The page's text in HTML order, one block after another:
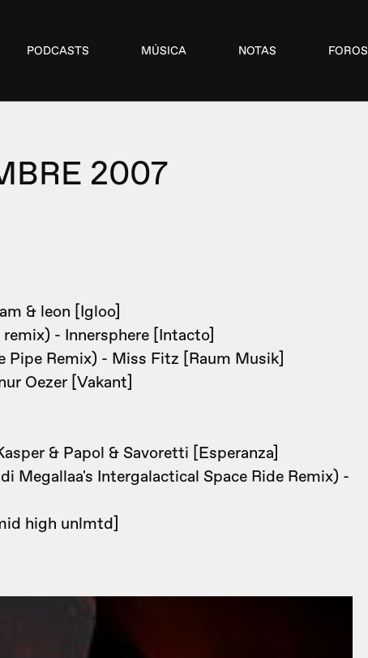
PODCASTS MÚSICA NOTAS FOROS
2007
& leon [Igloo]
- Innersphere [Intacto]
Pipe Remix) - Miss Fitz [Raum Musik]
Oezer [Vakant]
& Papol & Savoretti [Esperanza]
Megallaa's Intergalactical Space Ride Remix) -
high unlmtd]